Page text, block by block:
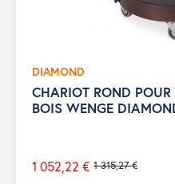
DIAMOND
CHARIOT ROND
BOIS WENGE
Prix
1 315,27 €
1 052,22 €